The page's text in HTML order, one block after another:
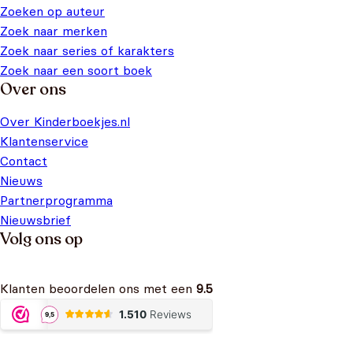
Zoeken op auteur
Zoek naar merken
Zoek naar series of karakters
Zoek naar een soort boek
Over ons
Over Kinderboekjes.nl
Klantenservice
Contact
Nieuws
Partnerprogramma
Nieuwsbrief
Volg ons op
Klanten beoordelen ons met een 9.5